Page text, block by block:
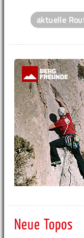
aktuelle
Neue Topos